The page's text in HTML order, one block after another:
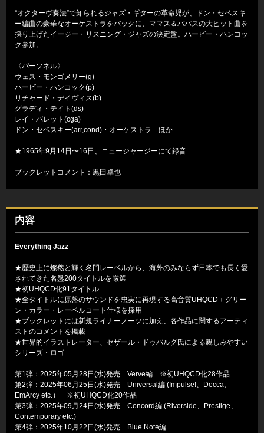
“オクターヴ奏法”で知られるジャズ・ギターの革命児が、ドン・セベスキ
ー編曲の豪華なオーケストラをバックに、ママス＆パパスの大ヒット曲を
採り上げたイージー・リスニング・ジャズの決定盤。ハービー・ハンコッ
ク参加。
〈パーソネル〉
ウェス・モンゴメリー(g)
ハービー・ハンコック(p)
リチャード・デイヴィス(b)
グラディ・テイト(ds)
レイ・バレット(cga)
ドン・セベスキー(arr,cond)・オーケストラ ほか
★1965年9月14日〜16日、ニュージャージーにて録音
ブックレットコメント：黒田卓也
内容
Everything Jazz
★歴史上に燦然と輝く名門レーベルから、海外のみならず日本でも長く愛
されてきた名盤200タイトルを厳選
★初UHQCD化91タイトル
★全タイトルに原盤のサウンドを忠実に再現する高音質UHQCD＋グリー
ン・カラー・レーベルコート仕様を採用
★ブックレットには新規ライナーノーツに加え、各作品に関するアーティ
ストのコメントを掲載
★世界的イラストレーター、セザール・ドゥバルグ氏による親しみやすい
シリーズ・ロゴ
第1弾：2025年05月28日(水)発売 Verve編 ※初UHQCD化28作品
第2弾：2025年06月25日(水)発売 Universal編 (Impulse!、Decca、
EmArcy etc.） ※初UHQCD化20作品
第3弾：2025年09月24日(水)発売 Concord編 (Riverside、Prestige、
Contemporary etc.)
第4弾：2025年10月22日(水)発売 Blue Note編